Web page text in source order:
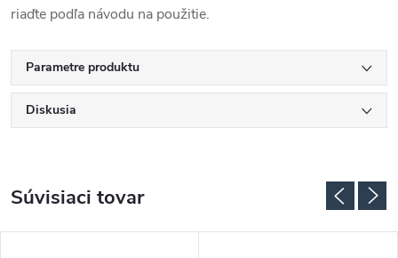
riaďte podľa návodu na použitie.
Parametre produktu
Diskusia
Súvisiaci tovar